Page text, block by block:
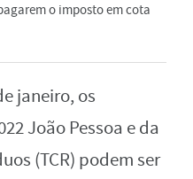
o imposto em cota
janeiro, os
João Pessoa e da
(TCR) podem ser